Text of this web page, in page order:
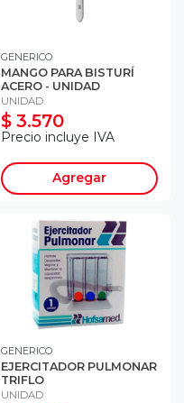
GENERICO
MANGO PARA BISTURÍ
ACERO - UNIDAD
UNIDAD
$ 3.570
Precio incluye IVA
Agregar
GENERICO
EJERCITADOR PULMONAR
TRIFLO
UNIDAD